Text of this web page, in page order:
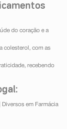
do coração e a
colesterol, com as
recebendo
Diversos em Farmácia